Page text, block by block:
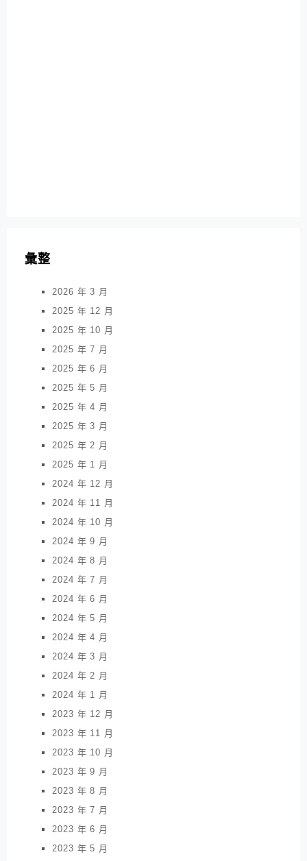
彙整
2026 年 3 月
2025 年 12 月
2025 年 10 月
2025 年 7 月
2025 年 6 月
2025 年 5 月
2025 年 4 月
2025 年 3 月
2025 年 2 月
2025 年 1 月
2024 年 12 月
2024 年 11 月
2024 年 10 月
2024 年 9 月
2024 年 8 月
2024 年 7 月
2024 年 6 月
2024 年 5 月
2024 年 4 月
2024 年 3 月
2024 年 2 月
2024 年 1 月
2023 年 12 月
2023 年 11 月
2023 年 10 月
2023 年 9 月
2023 年 8 月
2023 年 7 月
2023 年 6 月
2023 年 5 月